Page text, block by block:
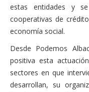
estas entidades y
cooperativas de
economía social.
Desde Podemos
positiva esta
sectores en que
desarrollan, su